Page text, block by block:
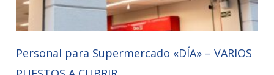
Personal para Supermercado «DÍA» – VARIOS